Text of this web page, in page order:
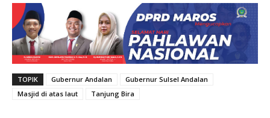
TOPIK Gubernur Andalan
Gubernur Sulsel Andalan
Masjid di atas laut
Tanjung Bira